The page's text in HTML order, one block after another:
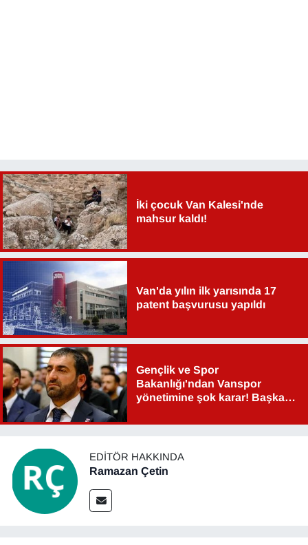
İki çocuk Van Kalesi'nde
mahsur kaldı!
Van'da yılın ilk yarısında 17
patent başvurusu yapıldı
Gençlik ve Spor
Bakanlığı'ndan Vanspor
yönetimine şok karar! Başkan
EDITÖR HAKKINDA
Ramazan Çetin